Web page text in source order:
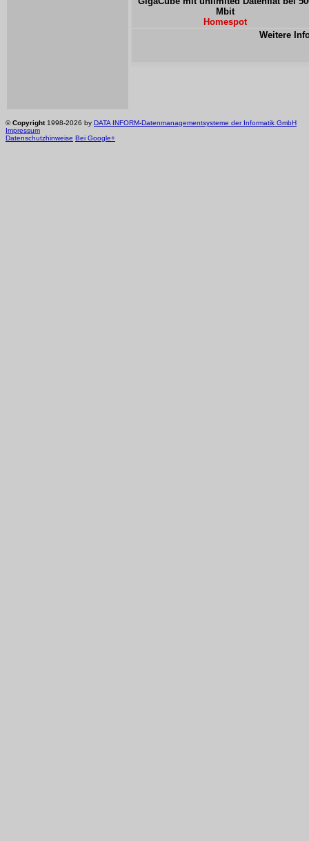
Mbit
Homespot
Weitere
©Copyright1998-2026 by DATA INFORM-Datenmanagementsysteme der Informatik GmbH
Impressum
Datenschutzhinweise Bei Google+